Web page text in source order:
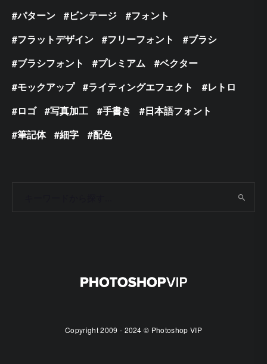
パターン
ビンテージ
フォント
フラットデザイン
フリーフォント
ブラシ
ブラシフォント
プレミアム
ベクター
モックアップ
ライティングエフェクト
レトロ
ロゴ
写真加工 手書き
日本語フォント
筆記体
細字 配色
Copyright 2009 - 2024 © Photoshop VIP